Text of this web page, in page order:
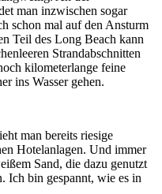
man inzwischen sogar
schon mal auf den Ansturm
Teil des Long Beach kann
Strandabschnitten
kilometerlange feine
ins Wasser gehen.
man bereits riesige
Hotelanlagen. Und immer
Sand, die dazu genutzt
Ich bin gespannt, wie es in